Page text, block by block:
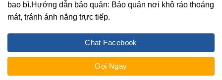
bao bì.Hướng dẫn bảo quản: Bảo quản nơi khô ráo thoáng
mát, tránh ánh nắng trực tiếp.
Chat Facebook
Gọi Ngay